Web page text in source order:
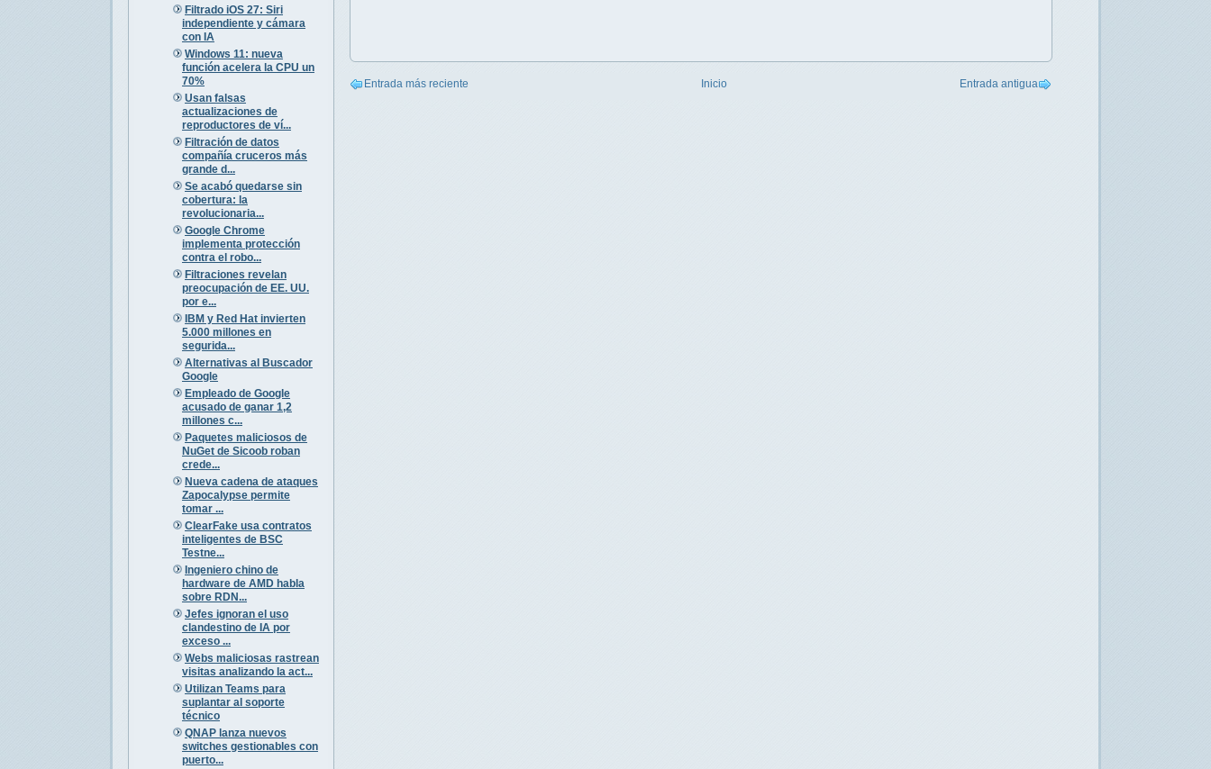
Filtrado iOS 27: Siri
independiente y cámara
con IA
Windows 11: nueva
función acelera la CPU un
70%
Usan falsas
actualizaciones de
reproductores de ví...
Filtración de datos
compañía cruceros más
grande d...
Se acabó quedarse sin
cobertura: la
revolucionaria...
Google Chrome
implementa protección
contra el robo...
Filtraciones revelan
preocupación de EE. UU.
por e...
IBM y Red Hat invierten
5.000 millones en
segurida...
Alternativas al Buscador
Google
Empleado de Google
acusado de ganar 1,2
millones c...
Paquetes maliciosos de
NuGet de Sicoob roban
crede...
Nueva cadena de ataques
Zapocalypse permite
tomar ...
ClearFake usa contratos
inteligentes de BSC
Testne...
Ingeniero chino de
hardware de AMD habla
sobre RDN...
Jefes ignoran el uso
clandestino de IA por
exceso ...
Webs maliciosas rastrean
visitas analizando la act...
Utilizan Teams para
suplantar al soporte
técnico
QNAP lanza nuevos
switches gestionables con
puerto...
Entrada más reciente Entrada antigua
Inicio